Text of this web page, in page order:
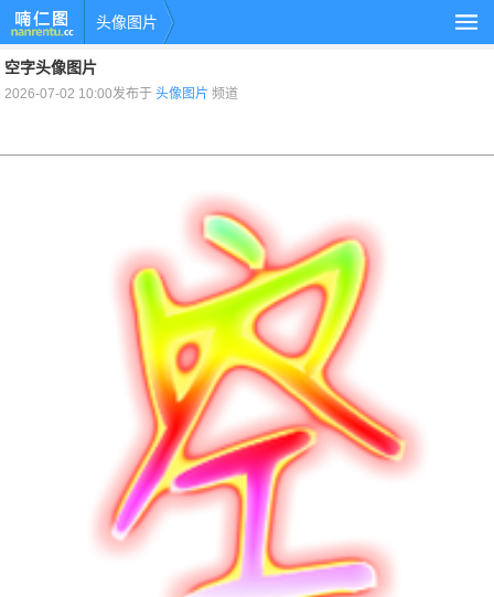
头像图片
空字头像图片
2026-07-02 10:00发布于头像图片 频道